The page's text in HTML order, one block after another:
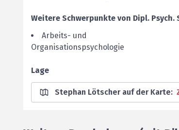
Weitere Schwerpunkte von Dipl. Psych.
Arbeits- und
Organisationspsychologie
Lage
Stephan Lötscher auf der Karte: